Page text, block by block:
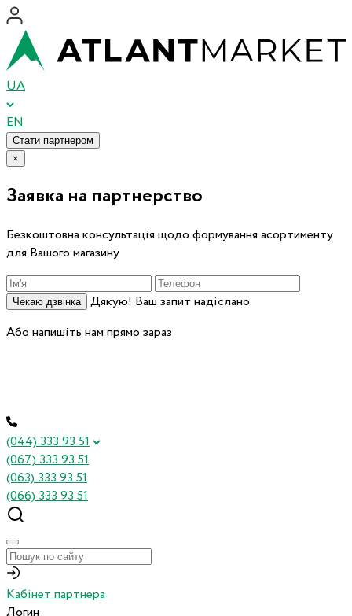
UA
EN
Стати партнером
×
Заявка на партнерство
Безкоштовна консультація щодо формування асортименту
для Вашого магазину
Чекаю дзвінка
Дякую! Ваш запит надіслано.
Або напишіть нам прямо зараз
(044) 333 93 51
(067) 333 93 51
(063) 333 93 51
(066) 333 93 51
Кабінет партнера